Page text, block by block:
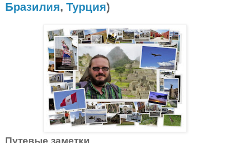
Бразилия, Турция)
Путевые заметки